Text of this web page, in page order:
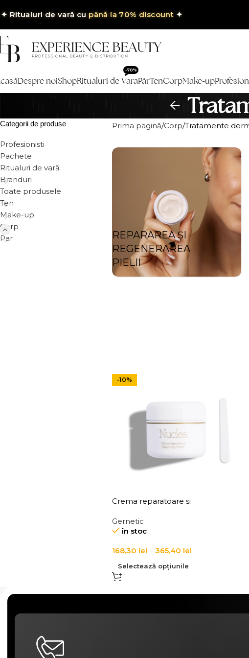
✦ Ritualuri de vară cupână la 70% discount ✦
Despre noiShopRitualuri de Vara
-70%
PărTenCorpMake-up
Categorii de produse
Profesionisti
Pachete
Ritualuri de vară
Branduri
Toate produsele
Ten
Make-up
Corp
Par
Prima pagină Corp Tratamente
REPARAREA ȘI
REGENERAREA
PIELII
-10%
Crema reparatoare si
Repairing Cream
Gernetic
în stoc
168,30 lei – 365,40 lei
Selectează opțiunile